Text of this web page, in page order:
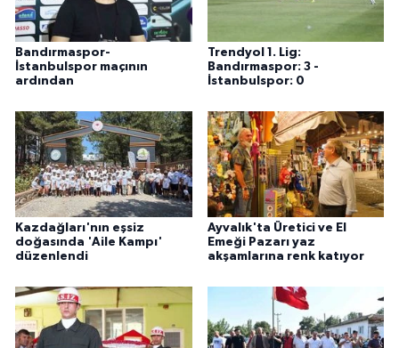
Bandırmaspor-
İstanbulspor maçının
ardından
Trendyol 1. Lig:
Bandırmaspor: 3 -
İstanbulspor: 0
Kazdağları'nın eşsiz
doğasında 'Aile Kampı'
düzenlendi
Ayvalık'ta Üretici ve El
Emeği Pazarı yaz
akşamlarına renk katıyor